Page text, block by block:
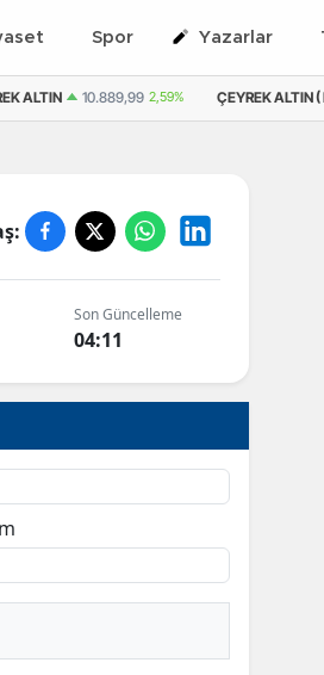
Spor Yazarlar
ALTIN 10.889,99 2,59% ÇEYREK ALTIN
Son Güncelleme
04:11